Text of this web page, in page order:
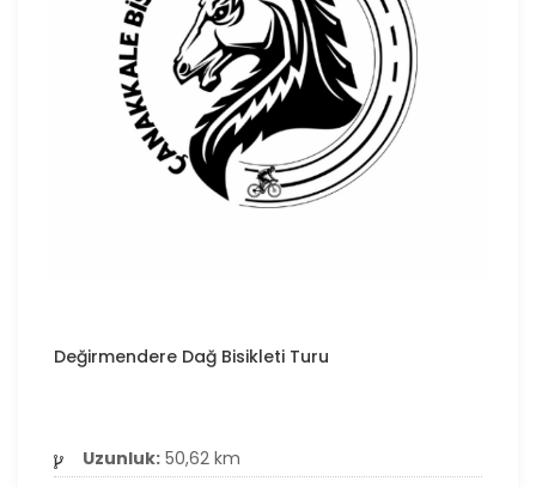
Değirmendere Dağ Bisikleti Turu
Uzunluk: 50,62 km